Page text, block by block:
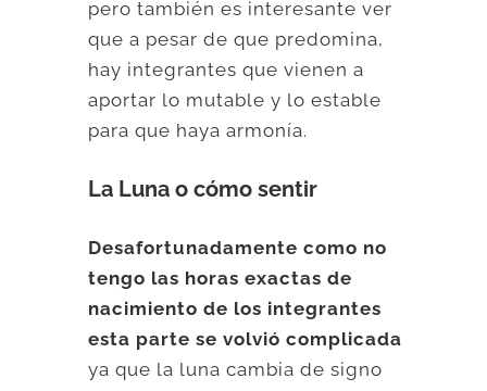
pero también es interesante ver
que a pesar de que predomina,
hay integrantes que vienen a
aportar lo mutable y lo estable
para que haya armonía.
La Luna o cómo sentir
Desafortunadamente como no
tengo las horas exactas de
nacimiento de los integrantes
esta parte se volvió complicada
ya que la luna cambia de signo